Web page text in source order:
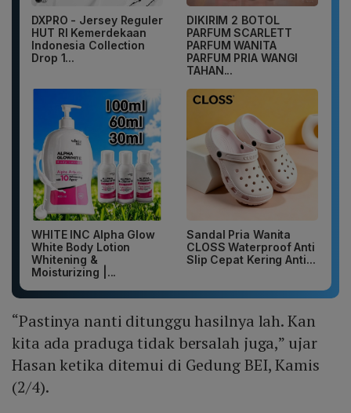
DXPRO - Jersey Reguler
HUT RI Kemerdekaan
Indonesia Collection
Drop 1...
DIKIRIM 2 BOTOL
PARFUM SCARLETT
PARFUM WANITA
PARFUM PRIA WANGI
TAHAN...
WHITE INC Alpha Glow
White Body Lotion
Whitening &
Moisturizing |...
Sandal Pria Wanita
CLOSS Waterproof Anti
Slip Cepat Kering Anti...
“Pastinya nanti ditunggu hasilnya lah. Kan
kita ada praduga tidak bersalah juga,” ujar
Hasan ketika ditemui di Gedung BEI, Kamis
(2/4).